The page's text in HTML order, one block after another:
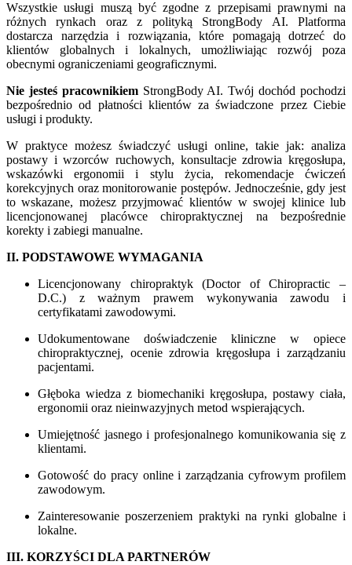
Wszystkie usługi muszą być zgodne z przepisami prawnymi na
różnych rynkach oraz z polityką StrongBody AI. Platforma
dostarcza narzędzia i rozwiązania, które pomagają dotrzeć do
klientów globalnych i lokalnych, umożliwiając rozwój poza
obecnymi ograniczeniami geograficznymi.
Nie jesteś pracownikiemStrongBody AI. Twój dochód pochodzi
bezpośrednio od płatności klientów za świadczone przez Ciebie
usługi i produkty.
W praktyce możesz świadczyć usługi online, takie jak: analiza
postawy i wzorców ruchowych, konsultacje zdrowia kręgosłupa,
wskazówki ergonomii i stylu życia, rekomendacje ćwiczeń
korekcyjnych oraz monitorowanie postępów. Jednocześnie, gdy jest
to wskazane, możesz przyjmować klientów w swojej klinice lub
licencjonowanej placówce chiropraktycznej na bezpośrednie
korekty i zabiegi manualne.
II. PODSTAWOWE WYMAGANIA
Licencjonowany chiropraktyk (Doctor of Chiropractic –
D.C.) z ważnym prawem wykonywania zawodu i
certyfikatami zawodowymi.
Udokumentowane doświadczenie kliniczne w opiece
chiropraktycznej, ocenie zdrowia kręgosłupa i zarządzaniu
pacjentami.
Głęboka wiedza z biomechaniki kręgosłupa, postawy ciała,
ergonomii oraz nieinwazyjnych metod wspierających.
Umiejętność jasnego i profesjonalnego komunikowania się z
klientami.
Gotowość do pracy online i zarządzania cyfrowym profilem
zawodowym.
Zainteresowanie poszerzeniem praktyki na rynki globalne i
lokalne.
III. KORZYŚCI DLA PARTNERÓW